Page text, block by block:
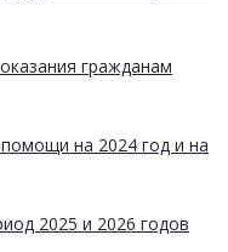
гражданам
на 2024 год и на
2025 и 2026 годов